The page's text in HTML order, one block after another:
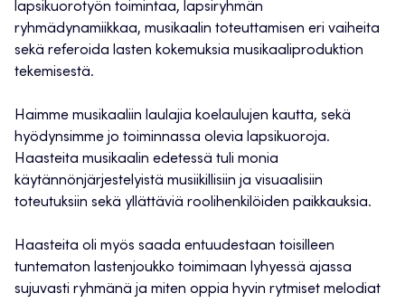
lapsikuorotyön toimintaa, lapsiryhmän
ryhmädynamiikkaa, musikaalin toteuttamisen eri vaiheita
sekä referoida lasten kokemuksia musikaaliproduktion
tekemisestä.
Haimme musikaaliin laulajia koelaulujen kautta, sekä
hyödynsimme jo toiminnassa olevia lapsikuoroja.
Haasteita musikaalin edetessä tuli monia
käytännönjärjestelyistä musiikillisiin ja visuaalisiin
toteutuksiin sekä yllättäviä roolihenkilöiden paikkauksia.
Haasteita oli myös saada entuudestaan toisilleen
tuntematon lastenjoukko toimimaan lyhyessä ajassa
sujuvasti ryhmänä ja miten oppia hyvin rytmiset melodiat